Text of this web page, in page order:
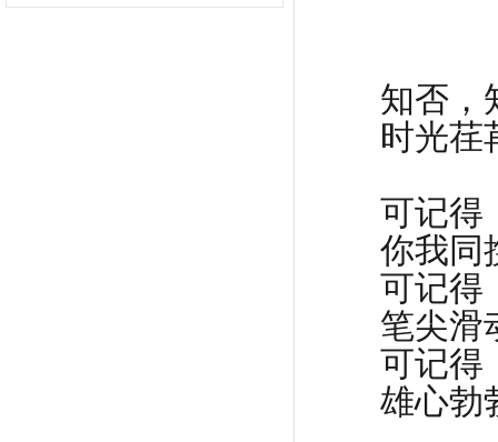
知否，
时光荏
可记得
你我同
可记得
笔尖滑
可记得
雄心勃